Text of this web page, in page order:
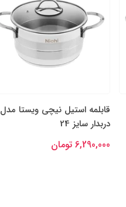
قابلمه استیل نیچی ویستا مدل
دربدار سایز 24
6,290,000 تومان